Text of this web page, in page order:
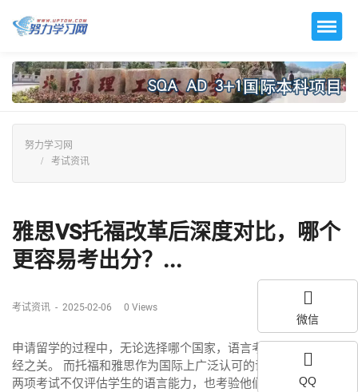
努力学习网
考试资讯
雅思VS托福改革后深度对比，哪个
更容易考出分？...
考试资讯 - 2025-02-06 0 Views
申请留学的过程中，无论选择哪个国家，语言考试都是一道必
经之关。 而托福和雅思作为国际上广泛认可的语言能力测试，
两项考试不仅评估学生的语言能力，也考验他们的学术适应能
微信
QQ